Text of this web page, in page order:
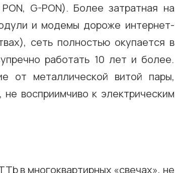
G-PON). Более затратная на
и модемы дороже интернет-
сеть полностью окупается в
работать 10 лет и более.
от металлической витой пары,
восприимчиво к электрическим
в многоквартирных «свечах», не